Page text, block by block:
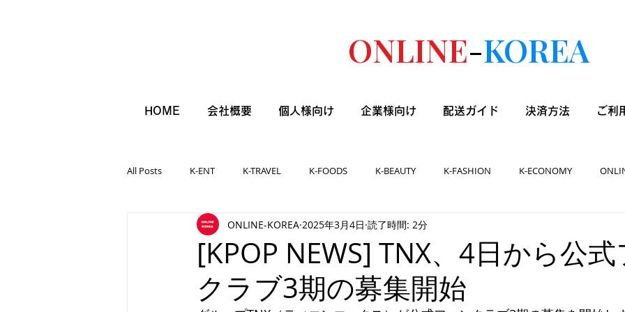
ONLINE-KOREA
HOME 会社概要 個人様向け 企業様向け 配送ガイド 決済方法 ご利
All Posts K-ENT K-TRAVEL K-FOODS K-BEAUTY K-FASHION K-ECONOMY
[KPOP NEWS] TNX、4日から公
クラブ3期の募集開始
ONLINE-KOREA 2025年3月4日 読了時間: 2分